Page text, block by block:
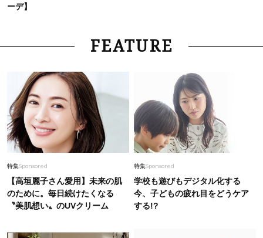
Fashion
毎日忙しい40代が頼れる！無難に見えない【ひ
とくせ黒ワンピ】〈5選〉
ーデ】
FEATURE
特集Sponsored
【高垣麗子さん愛用】未来の肌
のために。毎日続けたくなる
〝美肌想い〟のUVクリーム
特集Sponsored
学校も遊びもデジタル化する
今、子どもの疲れ目をどうケア
する!?